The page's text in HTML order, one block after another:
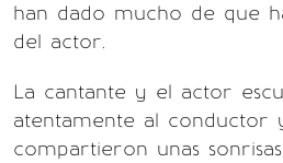
han dado mucho de que
del actor.
La cantante y el actor
atentamente al conductor
compartieron unas